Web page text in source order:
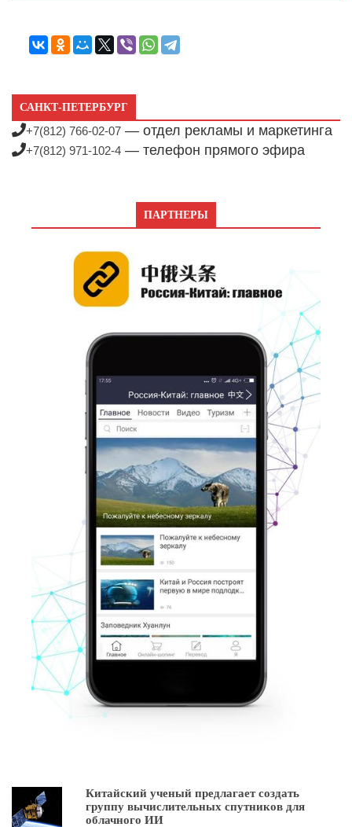
САНКТ-ПЕТЕРБУРГ
+7(812) 766-02-07 — отдел рекламы и маркетинга
+7(812) 971-102-4 — телефон прямого эфира
ПАРТНЕРЫ
Китайский ученый предлагает создать
группу вычислительных спутников для
облачного ИИ